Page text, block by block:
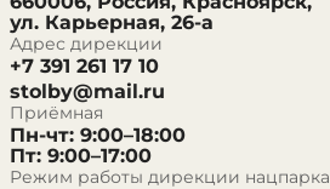
ул. Карьерная, 26-а
Адрес дирекции
+7 391 261 17 10
stolby@mail.ru
Приёмная
Пн-чт: 9:00–18:00
Пт: 9:00–17:00
Режим работы дирекции нацпарка